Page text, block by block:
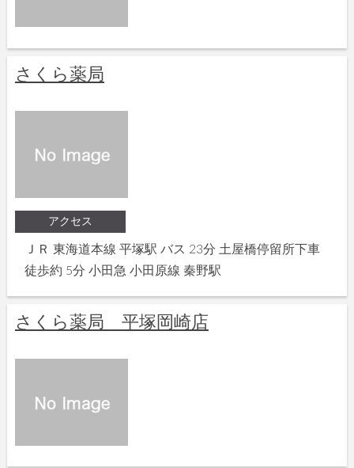
さくら薬局
アクセス
ＪＲ 東海道本線 平塚駅 バス 23分 土屋橋停留所下車
徒歩約 5分 小田急 小田原線 秦野駅
さくら薬局 平塚岡崎店